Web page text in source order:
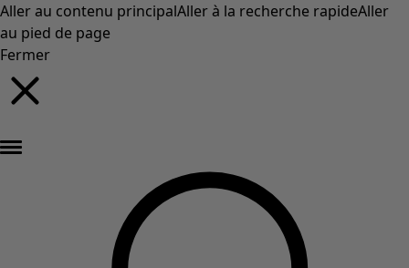
Aller au contenu principalAller à la recherche rapideAller
au pied de page
Fermer